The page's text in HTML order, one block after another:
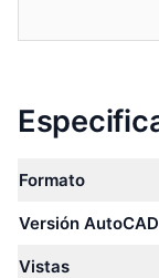
Formato
Versión AutoCAD
Vistas